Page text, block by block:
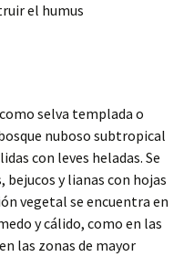
el humus
selva templada o
nuboso subtropical
con leves heladas. Se
y lianas con hojas
vegetal se encuentra en
y cálido, como en las
las zonas de mayor